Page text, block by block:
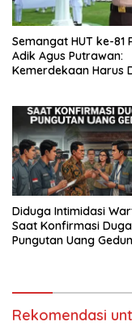
Semangat HUT ke-81
Adik Agus Putrawan:
Kemerdekaan Harus
Diduga Intimidasi
Saat Konfirmasi
Pungutan Uang
Rekomendasi